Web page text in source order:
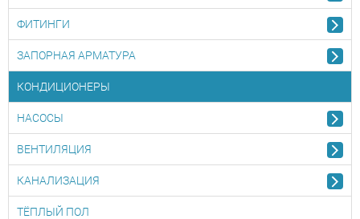
ФИТИНГИ
ЗАПОРНАЯ АРМАТУРА
КОНДИЦИОНЕРЫ
НАСОСЫ
ВЕНТИЛЯЦИЯ
КАНАЛИЗАЦИЯ
ТЁПЛЫЙ ПОЛ